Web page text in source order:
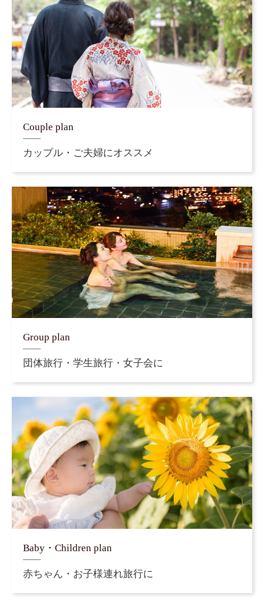
Couple plan
カップル・ご夫婦にオススメ
Group plan
団体旅行・学生旅行・女子会に
Baby・Children plan
赤ちゃん・お子様連れ旅行に